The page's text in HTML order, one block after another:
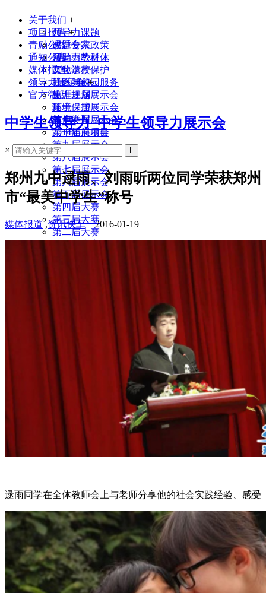
关于我们 +
领导力课题
课题专家
领导力教材
实验学校
联系我们
项目报告 +
改进公共政策
帮助弱势群体
文化遗产保护
社区与校园服务
生涯规划
环境保护
其他类型
2014年前项目
青励公益
通知公告
媒体报道
领导力展示会 +
第十三届展示会
第十二届展示会
第十一届展示会
第十届展示会
第九届展示会
第八届展示会
第七届展示会
第六届展示会
第五届展示会
第四届大赛
第三届大赛
第二届大赛
官方微店
中学生领导力_中学生领导力展示会
×
郑州九中逯雨、刘雨昕两位同学荣获郑州
市“最美中学生”称号
媒体报道,资讯快车2016-01-19
逯雨同学在全体教师会上与老师分享他的社会实践经验、感受